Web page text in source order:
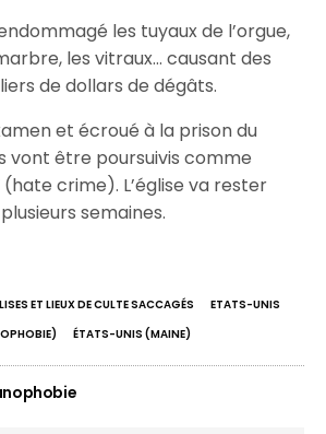
les tuyaux de l’orgue,
les vitraux… causant des
de dollars de dégâts.
et écroué à la prison du
vont être poursuivis comme
(hate crime). L’église va rester
semaines.
ET LIEUX DE CULTE SACCAGÉS
ETATS-UNIS
ÉTATS-UNIS (MAINE)